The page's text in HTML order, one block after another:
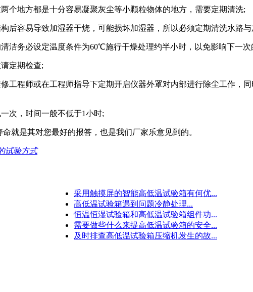
地方都是十分容易凝聚灰尘等小颗粒物体的地方，需要定期清洗;
容易导致加湿器干烧，可能损坏加湿器，所以必须定期清洗水路与
务必设定温度条件为60℃施行干燥处理约半小时，以免影响下一次
定期检查;
程师或在工程师指导下定期开启仪器外罩对内部进行除尘工作，
次，时间一般不低于1小时;
就是其对您最好的报答，也是我们厂家乐意见到的。
试验方式
采用触摸屏的智能高低温试验箱有何优...
高低温试验箱遇到问题冷静处理...
恒温恒湿试验箱和高低温试验箱组件功...
需要做些什么来提高低温试验箱的安全...
及时排查高低温试验箱压缩机发生的故...